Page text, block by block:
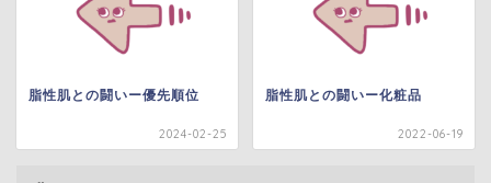
脂性肌との闘いー優先順位
2024-02-25
脂性肌との闘いー化粧品
2022-06-19